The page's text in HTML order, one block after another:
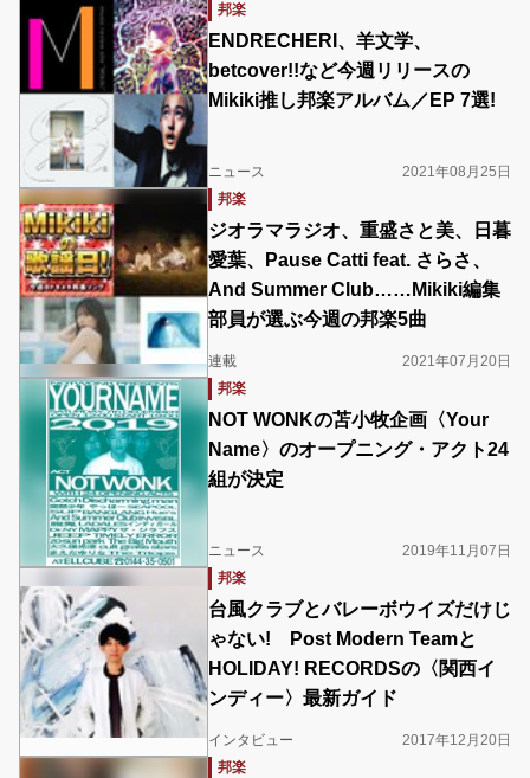
邦楽
ENDRECHERI、羊文学、
betcover!!など今週リリースの
Mikiki推し邦楽アルバム／EP 7選!
ニュース
2021年08月25日
邦楽
ジオラマラジオ、重盛さと美、日暮
愛葉、Pause Catti feat. さらさ、
And Summer Club……Mikiki編集
部員が選ぶ今週の邦楽5曲
連載
2021年07月20日
邦楽
NOT WONKの苫小牧企画〈Your
Name〉のオープニング・アクト24
組が決定
ニュース
2019年11月07日
邦楽
台風クラブとバレーボウイズだけじ
ゃない! Post Modern Teamと
HOLIDAY! RECORDSの〈関西イ
ンディー〉最新ガイド
インタビュー
2017年12月20日
邦楽